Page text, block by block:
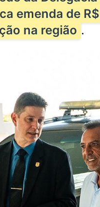
emenda de
na região .
Congresso
trabalhos